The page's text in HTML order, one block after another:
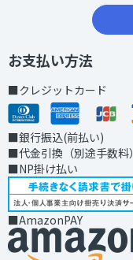
お支払い方法
■クレジットカード
■銀行振込(前払い)
■代金引換（別途手数料）
■NP掛け払い
■AmazonPAY